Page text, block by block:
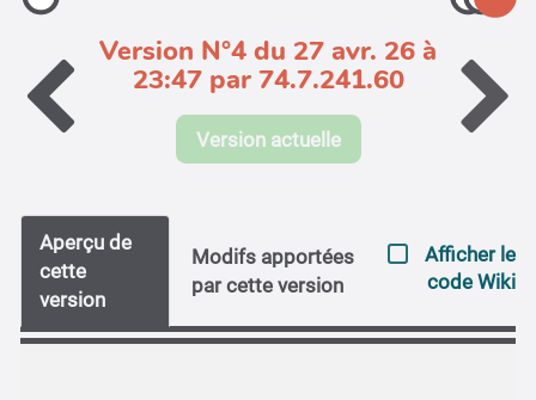
Version N°4 du 27 avr. 26 à
23:47 par 74.7.241.60
Version actuelle
Aperçu de
cette
version
Modifs apportées
par cette version
Afficher le
code Wiki